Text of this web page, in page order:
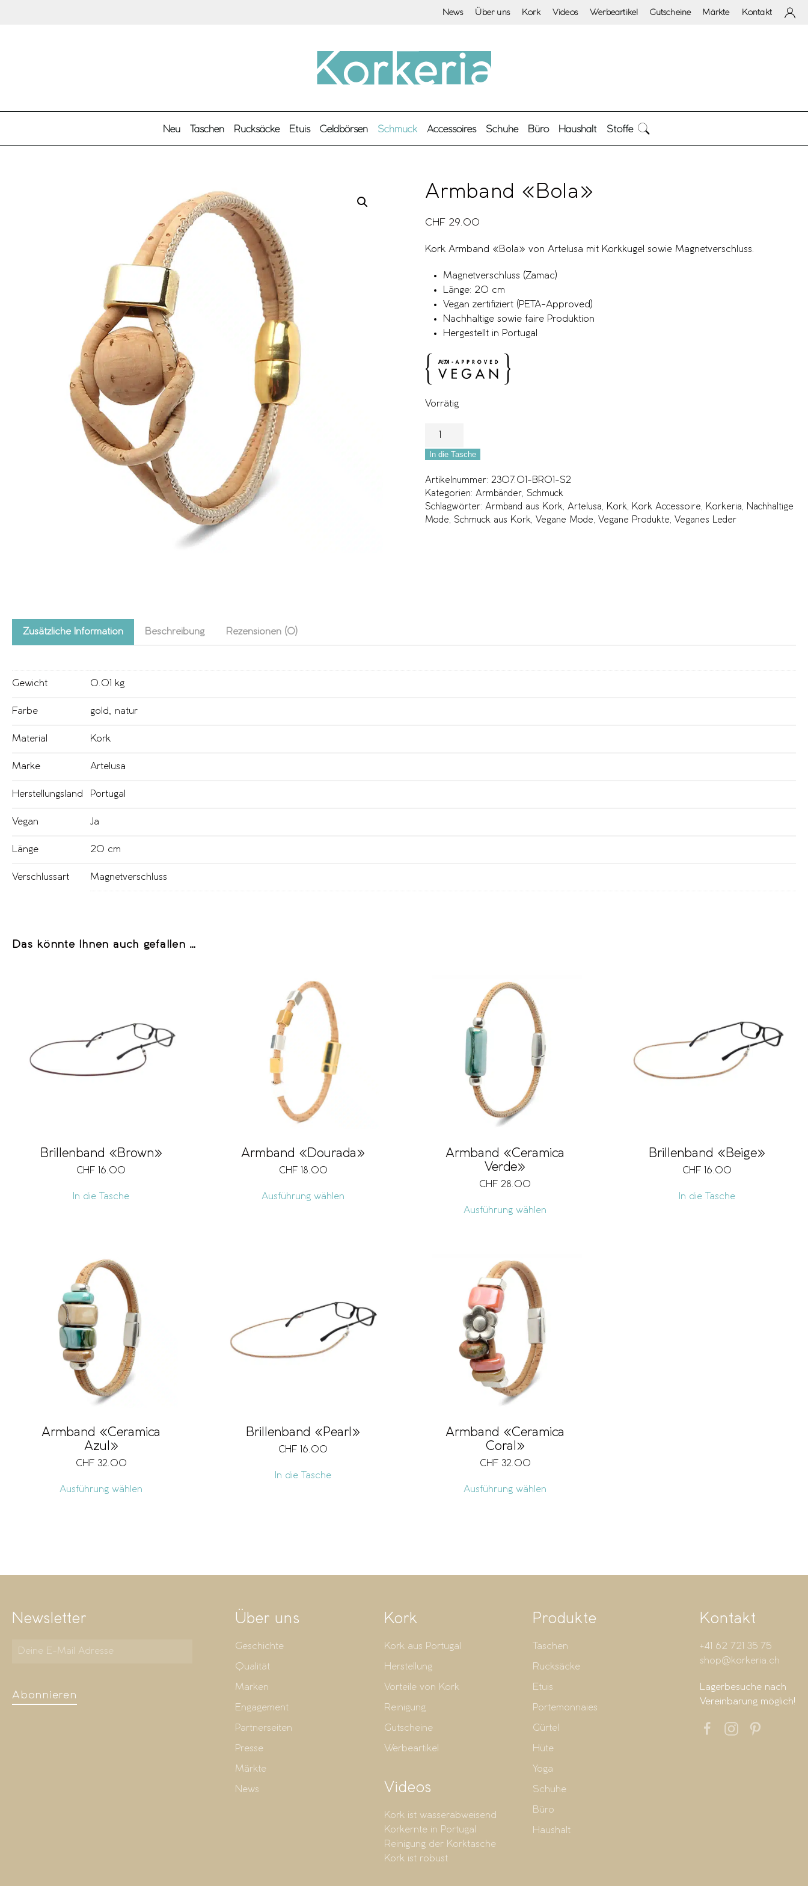
News Über uns Kork Videos Werbeartikel Gutscheine Märkte Kontakt
Neu Taschen Rucksäcke Etuis Geldbörsen Schmuck Accessoires Schuhe Büro Haushalt Stoffe
Armband «Bola»
CHF 29.00
Kork Armband «Bola» von Artelusa mit Korkkugel sowie Magnetverschluss.
Magnetverschluss (Zamac)
Länge: 20 cm
Vegan zertifiziert (PETA-Approved)
Nachhaltige sowie faire Produktion
Hergestellt in Portugal
Vorrätig
In die Tasche
Artikelnummer: 2307.01-BR01-S2
Kategorien: Armbänder, Schmuck
Schlagwörter: Armband aus Kork, Artelusa, Kork, Kork Accessoire, Korkeria,
Nachhaltige
Mode, Schmuck aus Kork, Vegane Mode, Vegane Produkte, Veganes Leder
Zusätzliche Information Beschreibung Rezensionen (0)
Gewicht 0.01 kg
Farbe gold, natur
Material Kork
Marke Artelusa
Herstellungsland Portugal
Vegan Ja
Länge 20 cm
Verschlussart Magnetverschluss
Das könnte Ihnen auch gefallen …
Brillenband «Brown»
CHF 16.00
In die Tasche
Armband «Dourada»
CHF 18.00
Ausführung wählen
Armband «Ceramica
Verde»
CHF 28.00
Ausführung wählen
Brillenband «Beige»
CHF 16.00
In die Tasche
Armband «Ceramica
Azul»
CHF 32.00
Ausführung wählen
Brillenband «Pearl»
CHF 16.00
In die Tasche
Armband «Ceramica
Coral»
CHF 32.00
Ausführung wählen
Newsletter
Abonnieren
Über uns
Geschichte
Qualität
Marken
Engagement
Partnerseiten
Presse
Märkte
News
Kork
Kork aus Portugal
Herstellung
Vorteile von Kork
Reinigung
Gutscheine
Werbeartikel
Videos
Kork ist wasserabweisend
Korkernte in Portugal
Reinigung der Korktasche
Kork ist robust
Produkte
Taschen
Rucksäcke
Etuis
Portemonnaies
Gürtel
Hüte
Yoga
Schuhe
Büro
Haushalt
Kontakt
+41 62 721 35 75
shop@korkeria.ch
Lagerbesuche nach
Vereinbarung möglich!